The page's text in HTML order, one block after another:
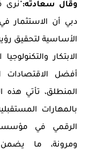
وقال سعادته:"نرى
دبي أن الاستثمار
الأساسية لتحقيق
الابتكار
أفضل الاقتصادات
المنطلق، تأتي هذه
بالمهارات
الرقمي في
ومرونة، ما يضمن